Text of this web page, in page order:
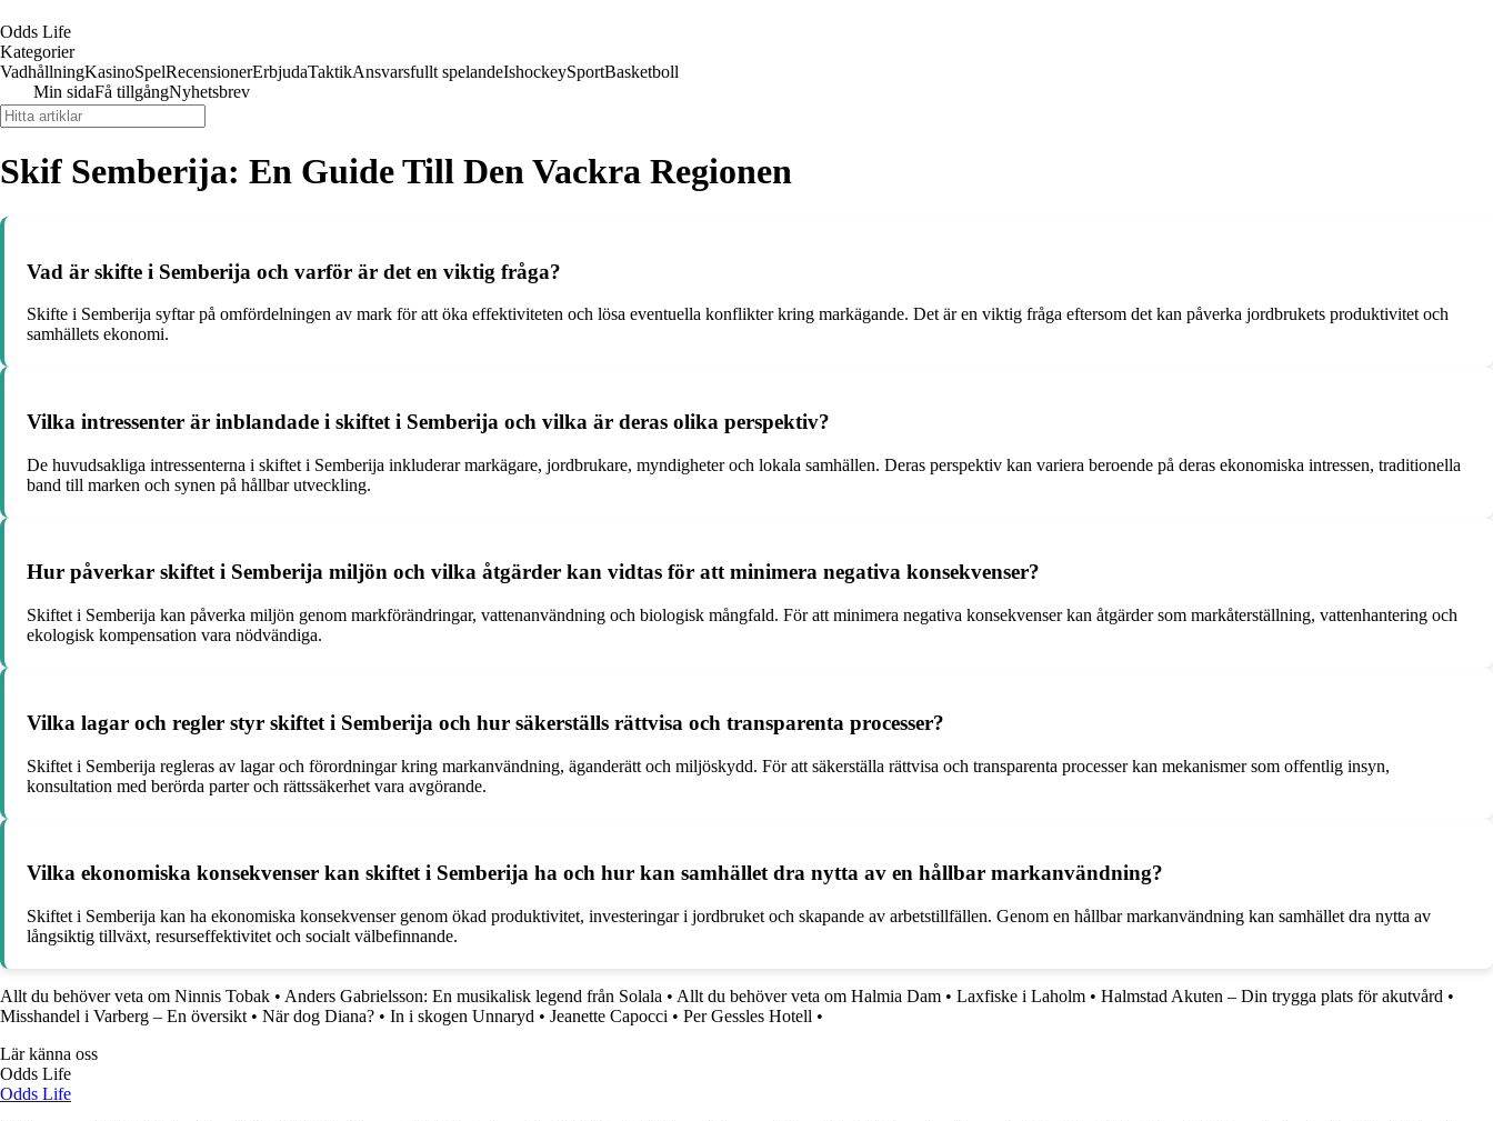
Odds Life
Kategorier
VadhållningKasinoSpelRecensionerErbjudaTaktikAnsvarsfullt spelandeIshockeySportBasketboll
Min sidaFå tillgångNyhetsbrev
Skif Semberija: En Guide Till Den Vackra Regionen
Vad är skifte i Semberija och varför är det en viktig fråga?
Skifte i Semberija syftar på omfördelningen av mark för att öka effektiviteten och lösa eventuella konflikter kring markägande. Det är en viktig fråga eftersom det kan påverka jordbrukets produktivitet och
samhällets ekonomi.
Vilka intressenter är inblandade i skiftet i Semberija och vilka är deras olika perspektiv?
De huvudsakliga intressenterna i skiftet i Semberija inkluderar markägare, jordbrukare, myndigheter och lokala samhällen. Deras perspektiv kan variera beroende på deras ekonomiska intressen, traditionella
band till marken och synen på hållbar utveckling.
Hur påverkar skiftet i Semberija miljön och vilka åtgärder kan vidtas för att minimera negativa konsekvenser?
Skiftet i Semberija kan påverka miljön genom markförändringar, vattenanvändning och biologisk mångfald. För att minimera negativa konsekvenser kan åtgärder som markåterställning, vattenhantering och
ekologisk kompensation vara nödvändiga.
Vilka lagar och regler styr skiftet i Semberija och hur säkerställs rättvisa och transparenta processer?
Skiftet i Semberija regleras av lagar och förordningar kring markanvändning, äganderätt och miljöskydd. För att säkerställa rättvisa och transparenta processer kan mekanismer som offentlig insyn,
konsultation med berörda parter och rättssäkerhet vara avgörande.
Vilka ekonomiska konsekvenser kan skiftet i Semberija ha och hur kan samhället dra nytta av en hållbar markanvändning?
Skiftet i Semberija kan ha ekonomiska konsekvenser genom ökad produktivitet, investeringar i jordbruket och skapande av arbetstillfällen. Genom en hållbar markanvändning kan samhället dra nytta av
långsiktig tillväxt, resurseffektivitet och socialt välbefinnande.
Allt du behöver veta om Ninnis Tobak • Anders Gabrielsson: En musikalisk legend från Solala • Allt du behöver veta om Halmia Dam • Laxfiske i Laholm • Halmstad Akuten – Din trygga plats för akutvård •
Misshandel i Varberg – En översikt • När dog Diana? • In i skogen Unnaryd • Jeanette Capocci • Per Gessles Hotell •
Lär känna oss
Odds Life
Odds Life